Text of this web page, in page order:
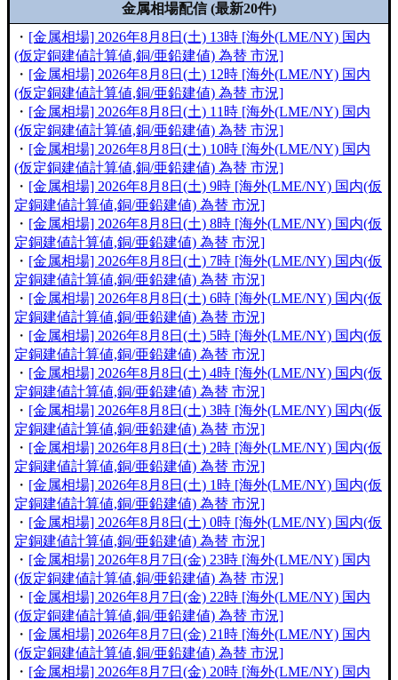
金属相場配信 (最新20件)
・ [金属相場] 2026年8月8日(土) 13時 [海外(LME/NY) 国内
(仮定銅建値計算値,銅/亜鉛建値) 為替 市況]
・ [金属相場] 2026年8月8日(土) 12時 [海外(LME/NY) 国内
(仮定銅建値計算値,銅/亜鉛建値) 為替 市況]
・ [金属相場] 2026年8月8日(土) 11時 [海外(LME/NY) 国内
(仮定銅建値計算値,銅/亜鉛建値) 為替 市況]
・ [金属相場] 2026年8月8日(土) 10時 [海外(LME/NY) 国内
(仮定銅建値計算値,銅/亜鉛建値) 為替 市況]
・ [金属相場] 2026年8月8日(土) 9時 [海外(LME/NY) 国内(仮
定銅建値計算値,銅/亜鉛建値) 為替 市況]
・ [金属相場] 2026年8月8日(土) 8時 [海外(LME/NY) 国内(仮
定銅建値計算値,銅/亜鉛建値) 為替 市況]
・ [金属相場] 2026年8月8日(土) 7時 [海外(LME/NY) 国内(仮
定銅建値計算値,銅/亜鉛建値) 為替 市況]
・ [金属相場] 2026年8月8日(土) 6時 [海外(LME/NY) 国内(仮
定銅建値計算値,銅/亜鉛建値) 為替 市況]
・ [金属相場] 2026年8月8日(土) 5時 [海外(LME/NY) 国内(仮
定銅建値計算値,銅/亜鉛建値) 為替 市況]
・ [金属相場] 2026年8月8日(土) 4時 [海外(LME/NY) 国内(仮
定銅建値計算値,銅/亜鉛建値) 為替 市況]
・ [金属相場] 2026年8月8日(土) 3時 [海外(LME/NY) 国内(仮
定銅建値計算値,銅/亜鉛建値) 為替 市況]
・ [金属相場] 2026年8月8日(土) 2時 [海外(LME/NY) 国内(仮
定銅建値計算値,銅/亜鉛建値) 為替 市況]
・ [金属相場] 2026年8月8日(土) 1時 [海外(LME/NY) 国内(仮
定銅建値計算値,銅/亜鉛建値) 為替 市況]
・ [金属相場] 2026年8月8日(土) 0時 [海外(LME/NY) 国内(仮
定銅建値計算値,銅/亜鉛建値) 為替 市況]
・ [金属相場] 2026年8月7日(金) 23時 [海外(LME/NY) 国内
(仮定銅建値計算値,銅/亜鉛建値) 為替 市況]
・ [金属相場] 2026年8月7日(金) 22時 [海外(LME/NY) 国内
(仮定銅建値計算値,銅/亜鉛建値) 為替 市況]
・ [金属相場] 2026年8月7日(金) 21時 [海外(LME/NY) 国内
(仮定銅建値計算値,銅/亜鉛建値) 為替 市況]
・ [金属相場] 2026年8月7日(金) 20時 [海外(LME/NY) 国内